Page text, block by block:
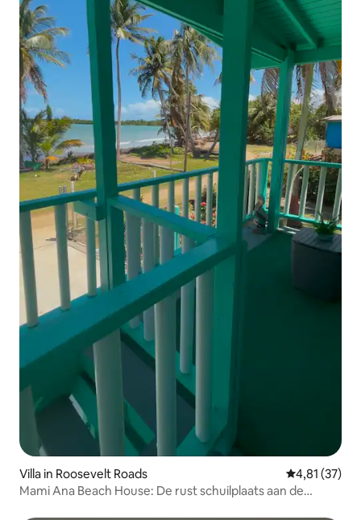
Villa in Roosevelt Roads Gemiddelde
4,81 (37)
Mami Ana Beach House: De rust schuilplaats aan de